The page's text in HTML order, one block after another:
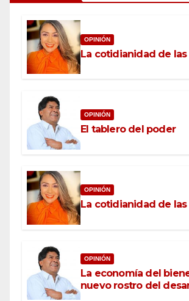
OPINIÓN
La cotidianidad de
OPINIÓN
El tablero del poder
OPINIÓN
La cotidianidad de
OPINIÓN
La economía del
nuevo rostro del